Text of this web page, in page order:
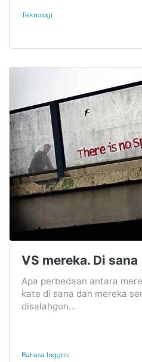
Teknologi
VS mereka. Di sana
Apa perbedaan antara
kata di sana dan mereka
disalahgun...
Bahasa Inggris